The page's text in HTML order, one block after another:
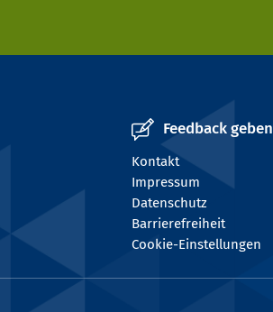
Feedback geben
Kontakt
Impressum
Datenschutz
Barrierefreiheit
Cookie-Einstellungen